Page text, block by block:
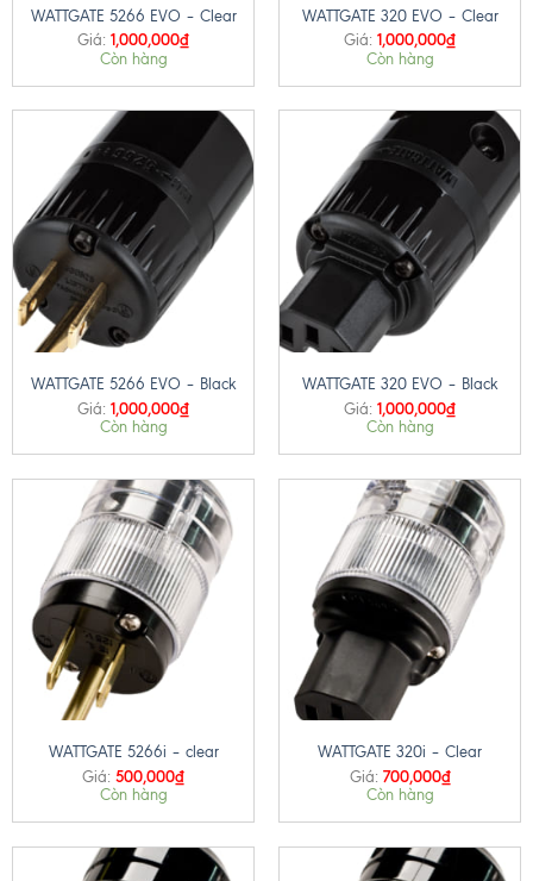
WATTGATE 5266 EVO – Clear
Giá: 1,000,000₫
Còn hàng
WATTGATE 320 EVO – Clear
Giá: 1,000,000₫
Còn hàng
WATTGATE 5266 EVO – Black
Giá: 1,000,000₫
Còn hàng
WATTGATE 320 EVO – Black
Giá: 1,000,000₫
Còn hàng
WATTGATE 5266i – clear
Giá: 500,000₫
Còn hàng
WATTGATE 320i – Clear
Giá: 700,000₫
Còn hàng